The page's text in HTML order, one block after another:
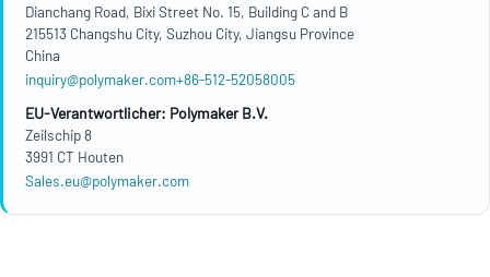
Dianchang Road, Bixi Street No. 15, Building C and B
215513 Changshu City, Suzhou City, Jiangsu Province
China
inquiry@polymaker.com+86-512-52058005
EU-Verantwortlicher: Polymaker B.V.
Zeilschip 8
3991 CT Houten
Sales.eu@polymaker.com